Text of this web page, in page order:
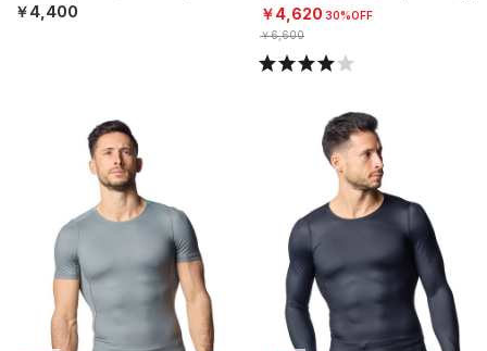
￥4,400
N）
￥4,620 30%OFF
￥6,600